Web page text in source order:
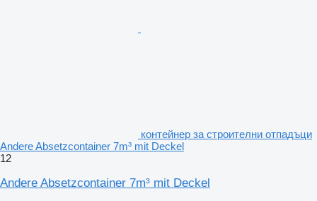
контейнер за строителни отпадъци
Andere Absetzcontainer 7m³ mit Deckel
12
Andere Absetzcontainer 7m³ mit Deckel